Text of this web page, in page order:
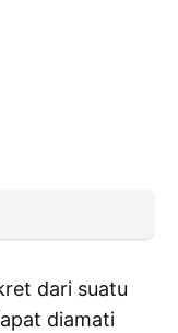
dari suatu
diamati